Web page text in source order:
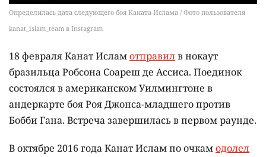
Определилась дата следующего боя Каната Ислама / Фото пользователя
kanat_islam_team в Instagram
18 февраля Канат Исламотправилв нокаут
бразильца Робсона Соареш де Ассиса. Поединок
состоялся в американском Уилмингтоне в
андеркарте боя Роя Джонса-младшего против
Бобби Гана. Встреча завершилась в первом раунде.
В октябре 2016 года Канат Ислам по очкамодолел